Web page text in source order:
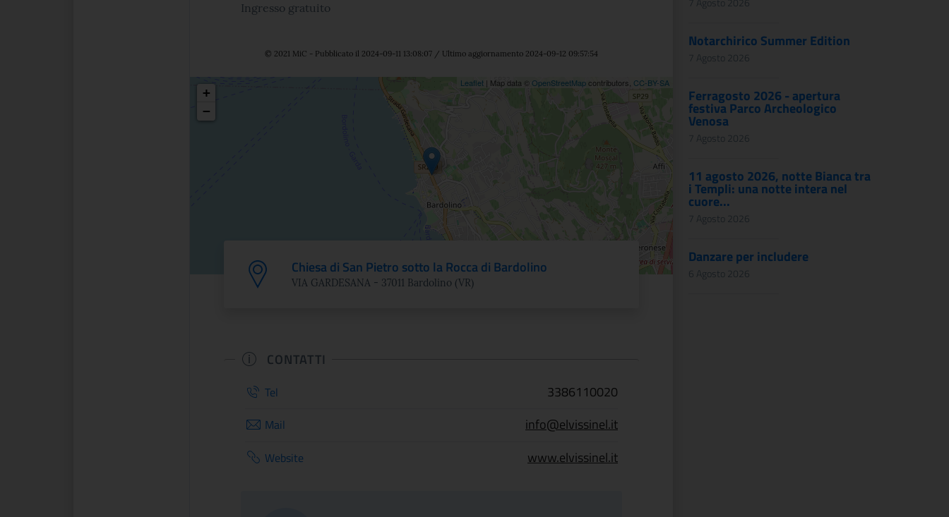
Ingresso gratuito
© 2021 MiC - Pubblicato il 2024-09-11 13:08:07 / Ultimo aggiornamento 2024-09-12 09:57:54
+
−
Leaflet | Map data © OpenStreetMapcontributors, CC-BY-SA
Chiesa di San Pietro sotto la Rocca di Bardolino
VIA GARDESANA - 37011 Bardolino (VR)
CONTATTI
Tel 3386110020
Mail info@elvissinel.it
Website www.elvissinel.it
Notarchirico Summer Edition
7 Agosto 2026
Ferragosto 2026 - apertura
festiva Parco Archeologico
Venosa
7 Agosto 2026
11 agosto 2026, notte Bianca tra
i Templi: una notte intera nel
cuore...
7 Agosto 2026
Danzare per includere
6 Agosto 2026